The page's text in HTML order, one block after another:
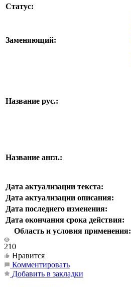
Статус:
Заменяющий:
Название рус.:
Название англ.:
Дата актуализации текста:
Дата актуализации описания:
Дата последнего изменения:
Дата окончания срока действия:
Область и условия применения:
210
Нравится
Комментировать
Добавить в закладки